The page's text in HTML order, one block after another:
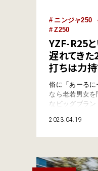
ニンジャ250
Z250
YZF-R25と
遅れてき
打ちは力持
俗に「あーる
なら老若男女
なビッグブラン
いたジャンルに
2023.04.19